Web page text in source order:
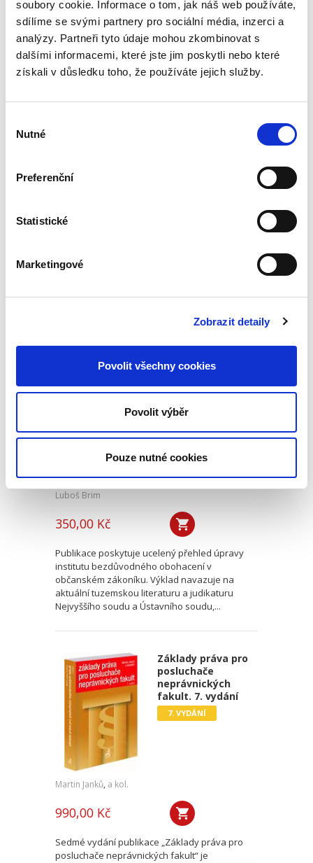
soubory cookie. Informace o tom, jak náš web používáte,
sdílíme se svými partnery pro sociální média, inzerci a
analýzy. Partneři tyto údaje mohou zkombinovat s
dalšími informacemi, které jste jim poskytli nebo které
získali v důsledku toho, že používáte jejich služby.
souhlasu
Nutné
Preferenční
Statistické
Marketingové
Zobrazit detaily
Povolit všechny cookies
Povolit výběr
Pouze nutné cookies
republice. Druhé vydání této učební pomůcky
reaguje na vývoj v oblasti...
Správní právo.
vydání
Kniha profesora Martina Kopeckého Správní
Úvod do práva
obohacení
Luboš Brim
350,00 Kč
Publikace poskytuje ucelený přehled úpravy
institutu bezdůvodného obohacení v
občanském zákoníku. Výklad navazuje na
aktuální tuzemskou literaturu a judikaturu
Nejvyššího soudu a Ústavního soudu,...
Základy práva pro
posluchače
neprávnických
fakult. 7. vydání
7. VYDÁNÍ
Martin Janků, a kol.
990,00 Kč
Sedmé vydání publikace „Základy práva pro
posluchače neprávnických fakult“ je